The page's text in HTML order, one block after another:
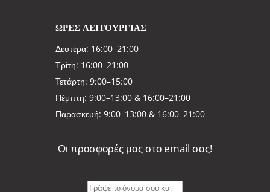
ΩΡΕΣ ΛΕΙΤΟΥΡΓΙΑΣ
Δευτέρα: 16:00–21:00
Τρίτη: 16:00–21:00
Τετάρτη: 9:00–15:00
Πέμπτη: 9:00–13:00 & 16:00–21:00
Παρασκευή: 9:00–13:00 & 16:00–21:00
Οι προσφορές μας στο email σας!